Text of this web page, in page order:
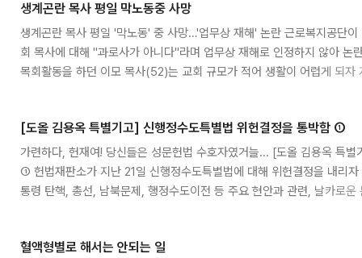
니다. 보건옥에서 그런 방법으로 삼겹살과 김치찌개, 영춘옥에서는 따
문점에서 ..
생계곤란 목사 평일 막노동중 사망
생계곤란 목사 평일 '막노동' 중 사망…'업무상 재해' 논란 근로복지공단
회 목사에 대해 "과로사가 아니다"라며 업무상 재해로 인정하지 않아 논
목회활동을 하던 이모 목사(52)는 교회 규모가 적어 생활이 어렵게 되
는 등 근근히 생활하고 있는 것으로 알려졌다. 평일에는 제조업체, 공사
근..
[도올 김용옥 특별기고] 신행정수도특별법 위헌결정을 통박함 ①
가련하다, 헌재여! 당신들은 성문헌법 수호자였거늘... [도올 김용옥 특
① 헌법재판소가 지난 21일 신행정수도특별법에 대해 위헌결정을 내리
통령 탄핵, 총선, 남북문제, 행정수도이전 등 주요 현안과 관련, 날카로
개정을 거친 대한민국 헌법은 대한민국의 통치체제와 대한민국 국민의
혈액형별로 해서는 안되는 일